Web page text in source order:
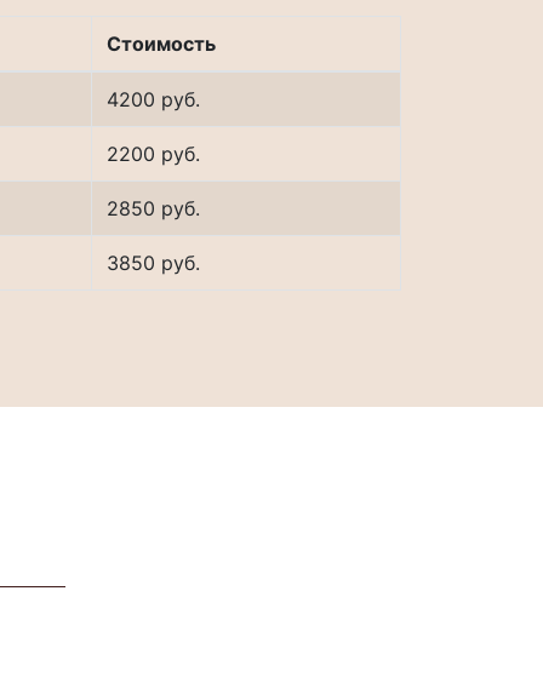
Стоимость
4200 руб.
2200 руб.
2850 руб.
3850 руб.